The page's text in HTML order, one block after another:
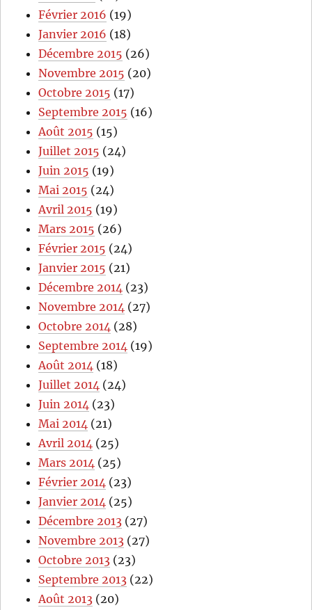
Février 2016 (19)
Janvier 2016 (18)
Décembre 2015 (26)
Novembre 2015 (20)
Octobre 2015 (17)
Septembre 2015 (16)
Août 2015 (15)
Juillet 2015 (24)
Juin 2015 (19)
Mai 2015 (24)
Avril 2015 (19)
Mars 2015 (26)
Février 2015 (24)
Janvier 2015 (21)
Décembre 2014 (23)
Novembre 2014 (27)
Octobre 2014 (28)
Septembre 2014 (19)
Août 2014 (18)
Juillet 2014 (24)
Juin 2014 (23)
Mai 2014 (21)
Avril 2014 (25)
Mars 2014 (25)
Février 2014 (23)
Janvier 2014 (25)
Décembre 2013 (27)
Novembre 2013 (27)
Octobre 2013 (23)
Septembre 2013 (22)
Août 2013 (20)